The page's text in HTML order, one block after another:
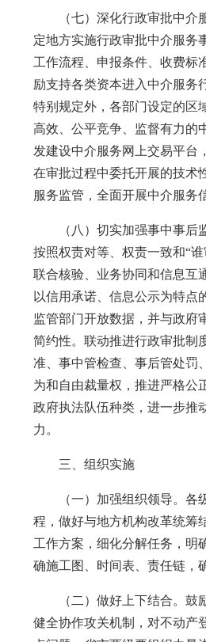
（七）深化行政审批中介服
定地方实施行政审批中介服务
工作流程、申报条件、收费标
励支持各类资本进入中介服务
特别规定外，各部门设定的区
高效、公平竞争、监督有力的
发建设中介服务网上交易平台
在审批过程中委托开展的技术
服务监管，全面开展中介服务
（八）切实加强事中事后监
按照权责对等、权责一致和“
联合核验、业务协同和信息互
以信用承诺、信息公示为特
监管部门开放数据，并与政府
简约性。联动推进行政审批制
准、事中管检查、事后管处罚
为和自由裁量权，推进严格公
政府执法队伍种类，进一步推
力。
三、组织实施
（一）加强组织领导。各级
程，做好与地方机构改革统筹
工作方案，细化分解任务，明
确施工图、时间表、责任链，
（二）做好上下结合。鼓励
健全协作攻关机制，对不动产